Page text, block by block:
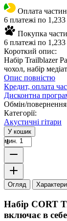
Оплата
6 платежі по 1,233
Покупка
6 платежі по 1,233
Короткий опис:
Набір Trailblazer
чохол, набір
Опис повністю
Кредит, оплата
Дисконтна
Обмін/повернення
Категорії:
Акустичні гітари
У кошик
мин. 1
Огляд
Набір CORT
включає в